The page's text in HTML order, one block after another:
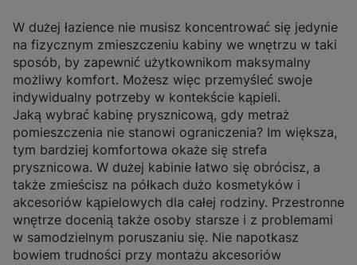
W dużej łazience nie musisz koncentrować się jedynie
na fizycznym zmieszczeniu kabiny we wnętrzu w taki
sposób, by zapewnić użytkownikom maksymalny
możliwy komfort. Możesz więc przemyśleć swoje
indywidualny potrzeby w kontekście kąpieli.
Jaką wybrać kabinę prysznicową, gdy metraż
pomieszczenia nie stanowi ograniczenia? Im większa,
tym bardziej komfortowa okaże się strefa
prysznicowa. W dużej kabinie łatwo się obrócisz, a
także zmieścisz na półkach dużo kosmetyków i
akcesoriów kąpielowych dla całej rodziny. Przestronne
wnętrze docenią także osoby starsze i z problemami
w samodzielnym poruszaniu się. Nie napotkasz
bowiem trudności przy montażu akcesoriów